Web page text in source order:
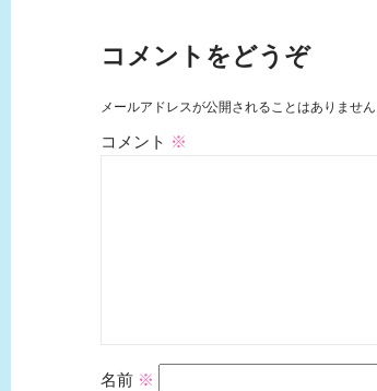
コメントをどうぞ
メールアドレスが公開されることはありません
コメント ※
名前 ※